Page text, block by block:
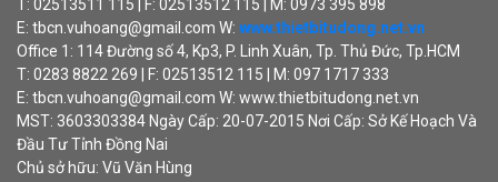
T: 02513511 115 | F: 02513512 115 | M: 0973 395 898
E: tbcn.vuhoang@gmail.com W: www.thietbitudong.net.vn
Office 1: 114 Đường số 4, Kp3, P. Linh Xuân, Tp. Thủ Đức, Tp.HCM
T: 0283 8822 269 | F: 02513512 115 | M: 097 1717 333
E: tbcn.vuhoang@gmail.com W: www.thietbitudong.net.vn
MST: 3603303384 Ngày Cấp: 20-07-2015 Nơi Cấp: Sở Kế Hoạch Và
Đầu Tư Tỉnh Đồng Nai
Chủ sở hữu: Vũ Văn Hùng